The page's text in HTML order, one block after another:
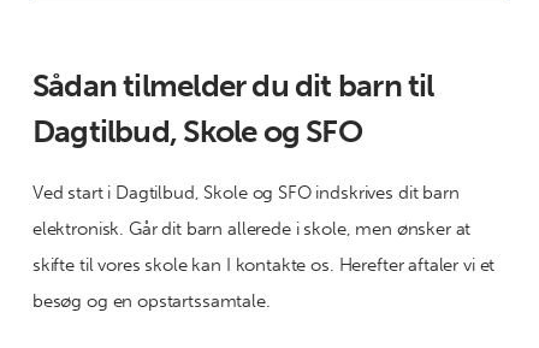
Sådan tilmelder du dit barn til
Dagtilbud, Skole og SFO
Ved start i Dagtilbud, Skole og SFO indskrives dit barn
elektronisk. Går dit barn allerede i skole, men ønsker at
skifte til vores skole kan I kontakte os. Herefter aftaler vi et
besøg og en opstartssamtale.